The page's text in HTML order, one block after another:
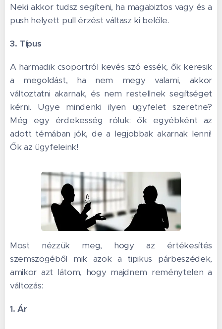
Neki akkor tudsz segíteni, ha magabiztos vagy és a
push helyett pull érzést váltasz ki belőle.
3. Típus
A harmadik csoportról kevés szó essék, ők keresik
a megoldást, ha nem megy valami, akkor
változtatni akarnak, és nem restellnek segítséget
kérni. Ugye mindenki ilyen ügyfelet szeretne?
Még egy érdekesség róluk: ők egyébként az
adott témában jók, de a legjobbak akarnak lenni!
Ők az ügyfeleink!
Most nézzük meg, hogy az értékesítés
szemszögéből mik azok a tipikus párbeszédek,
amikor azt látom, hogy majdnem reménytelen a
változás:
1. Ár